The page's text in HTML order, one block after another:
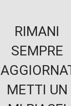
RIMANI
SEMPRE
METTI UN